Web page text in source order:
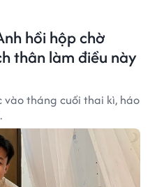
hồi hộp chờ
thân làm điều này
vào tháng cuối thai kì, háo